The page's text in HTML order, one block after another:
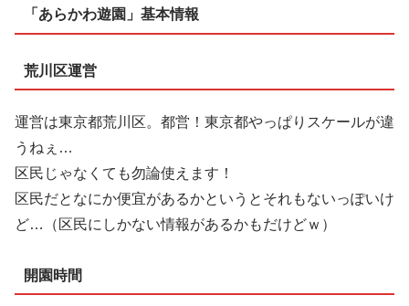
「あらかわ遊園」基本情報
荒川区運営
運営は東京都荒川区。都営！東京都やっぱりスケールが違
うねぇ…
区民じゃなくても勿論使えます！
区民だとなにか便宜があるかというとそれもないっぽいけ
ど…（区民にしかない情報があるかもだけどｗ）
開園時間